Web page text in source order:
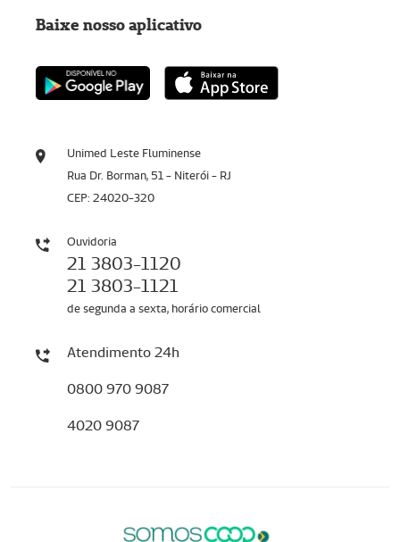
Unimed Leste Fluminense
Rua Dr. Borman, 51 - Niterói - RJ
CEP: 24020-320
Ouvidoria
21 3803-1120
21 3803-1121
de segunda a sexta, horário comercial
Atendimento 24h
0800 970 9087
4020 9087
Baixe nosso aplicativo